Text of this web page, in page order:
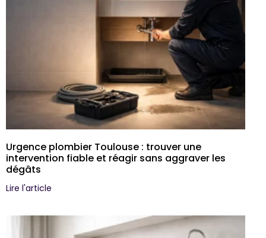
Urgence plombier Toulouse : trouver une
intervention fiable et réagir sans aggraver les
dégâts
Lire l'article